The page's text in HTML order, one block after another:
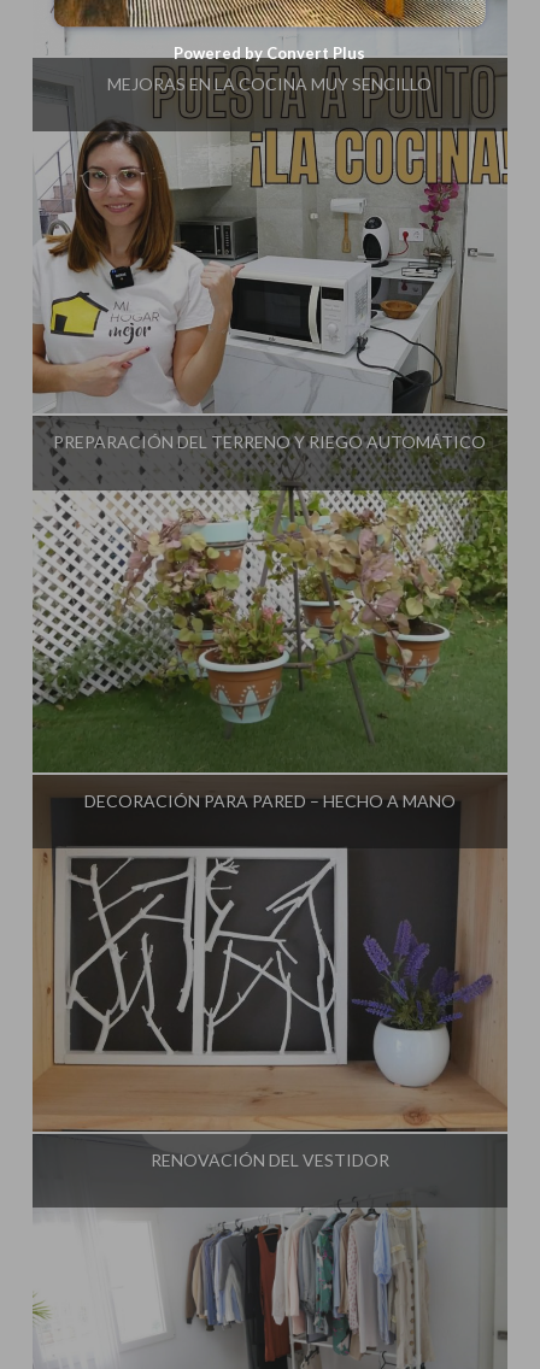
Influencer:Decorar tu casa
MEJORAS EN LA COCINA MUY SENCILLO
Influencer:
PREPARACIÓN DEL TERRENO Y RIEGO AUTOMÁTICO
Influencer: Decorar tu casa
DECORACIÓN PARA PARED – HECHO A MANO
Decorar tu casa
RENOVACIÓN DEL VESTIDOR
Powered by Convert Plus